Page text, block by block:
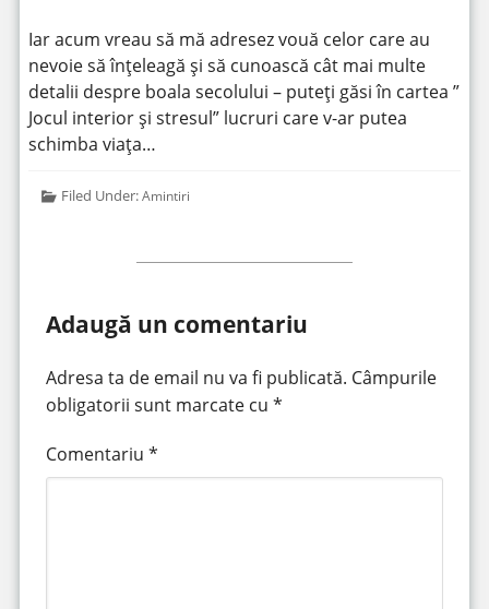
Iar acum vreau să mă adresez vouă celor care au
nevoie să înțeleagă și să cunoască cât mai multe
detalii despre boala secolului – puteți găsi în cartea ”
Jocul interior și stresul” lucruri care v-ar putea
schimba viața…
Filed Under:Amintiri
Adaugă un comentariu
Adresa ta de email nu va fi publicată. Câmpurile
obligatorii sunt marcate cu *
Comentariu *